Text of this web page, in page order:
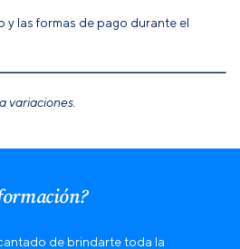
y las formas de pago durante el
variaciones.
de brindarte toda la